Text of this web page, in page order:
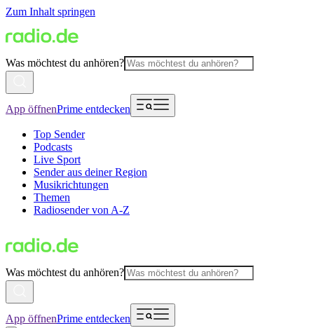
Zum Inhalt springen
Was möchtest du anhören?
App öffnenPrime entdecken
Top Sender
Podcasts
Live Sport
Sender aus deiner Region
Musikrichtungen
Themen
Radiosender von A-Z
Was möchtest du anhören?
App öffnenPrime entdecken